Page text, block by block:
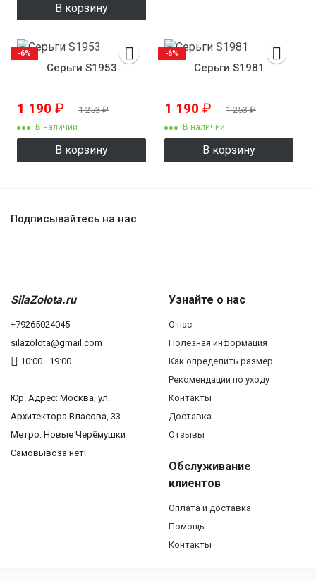
В корзину
Серьги S1953
1 190 ₽ 1 253₽
В наличии
В корзину
-6%
Серьги S1981
1 190 ₽ 1 253₽
В наличии
В корзину
-6%
Подписывайтесь на нас
SilaZolota.ru
+79265024045
silazolota@gmail.com
10:00—19:00
Юр. Адреc: Москва, ул.
Архитектора Власова, 33
Метро: Новые Черёмушки
Самовывоза нет!
Узнайте о нас
О нас
Полезная информация
Как определить размер
Рекомендации по уходу
Контакты
Доставка
Отзывы
Обслуживание
клиентов
Оплата и доставка
Помощь
Контакты